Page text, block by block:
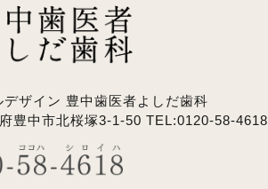
デザイン 豊中歯医者よしだ歯科
豊中市北桜塚3-1-50 TEL:0120-58-4618